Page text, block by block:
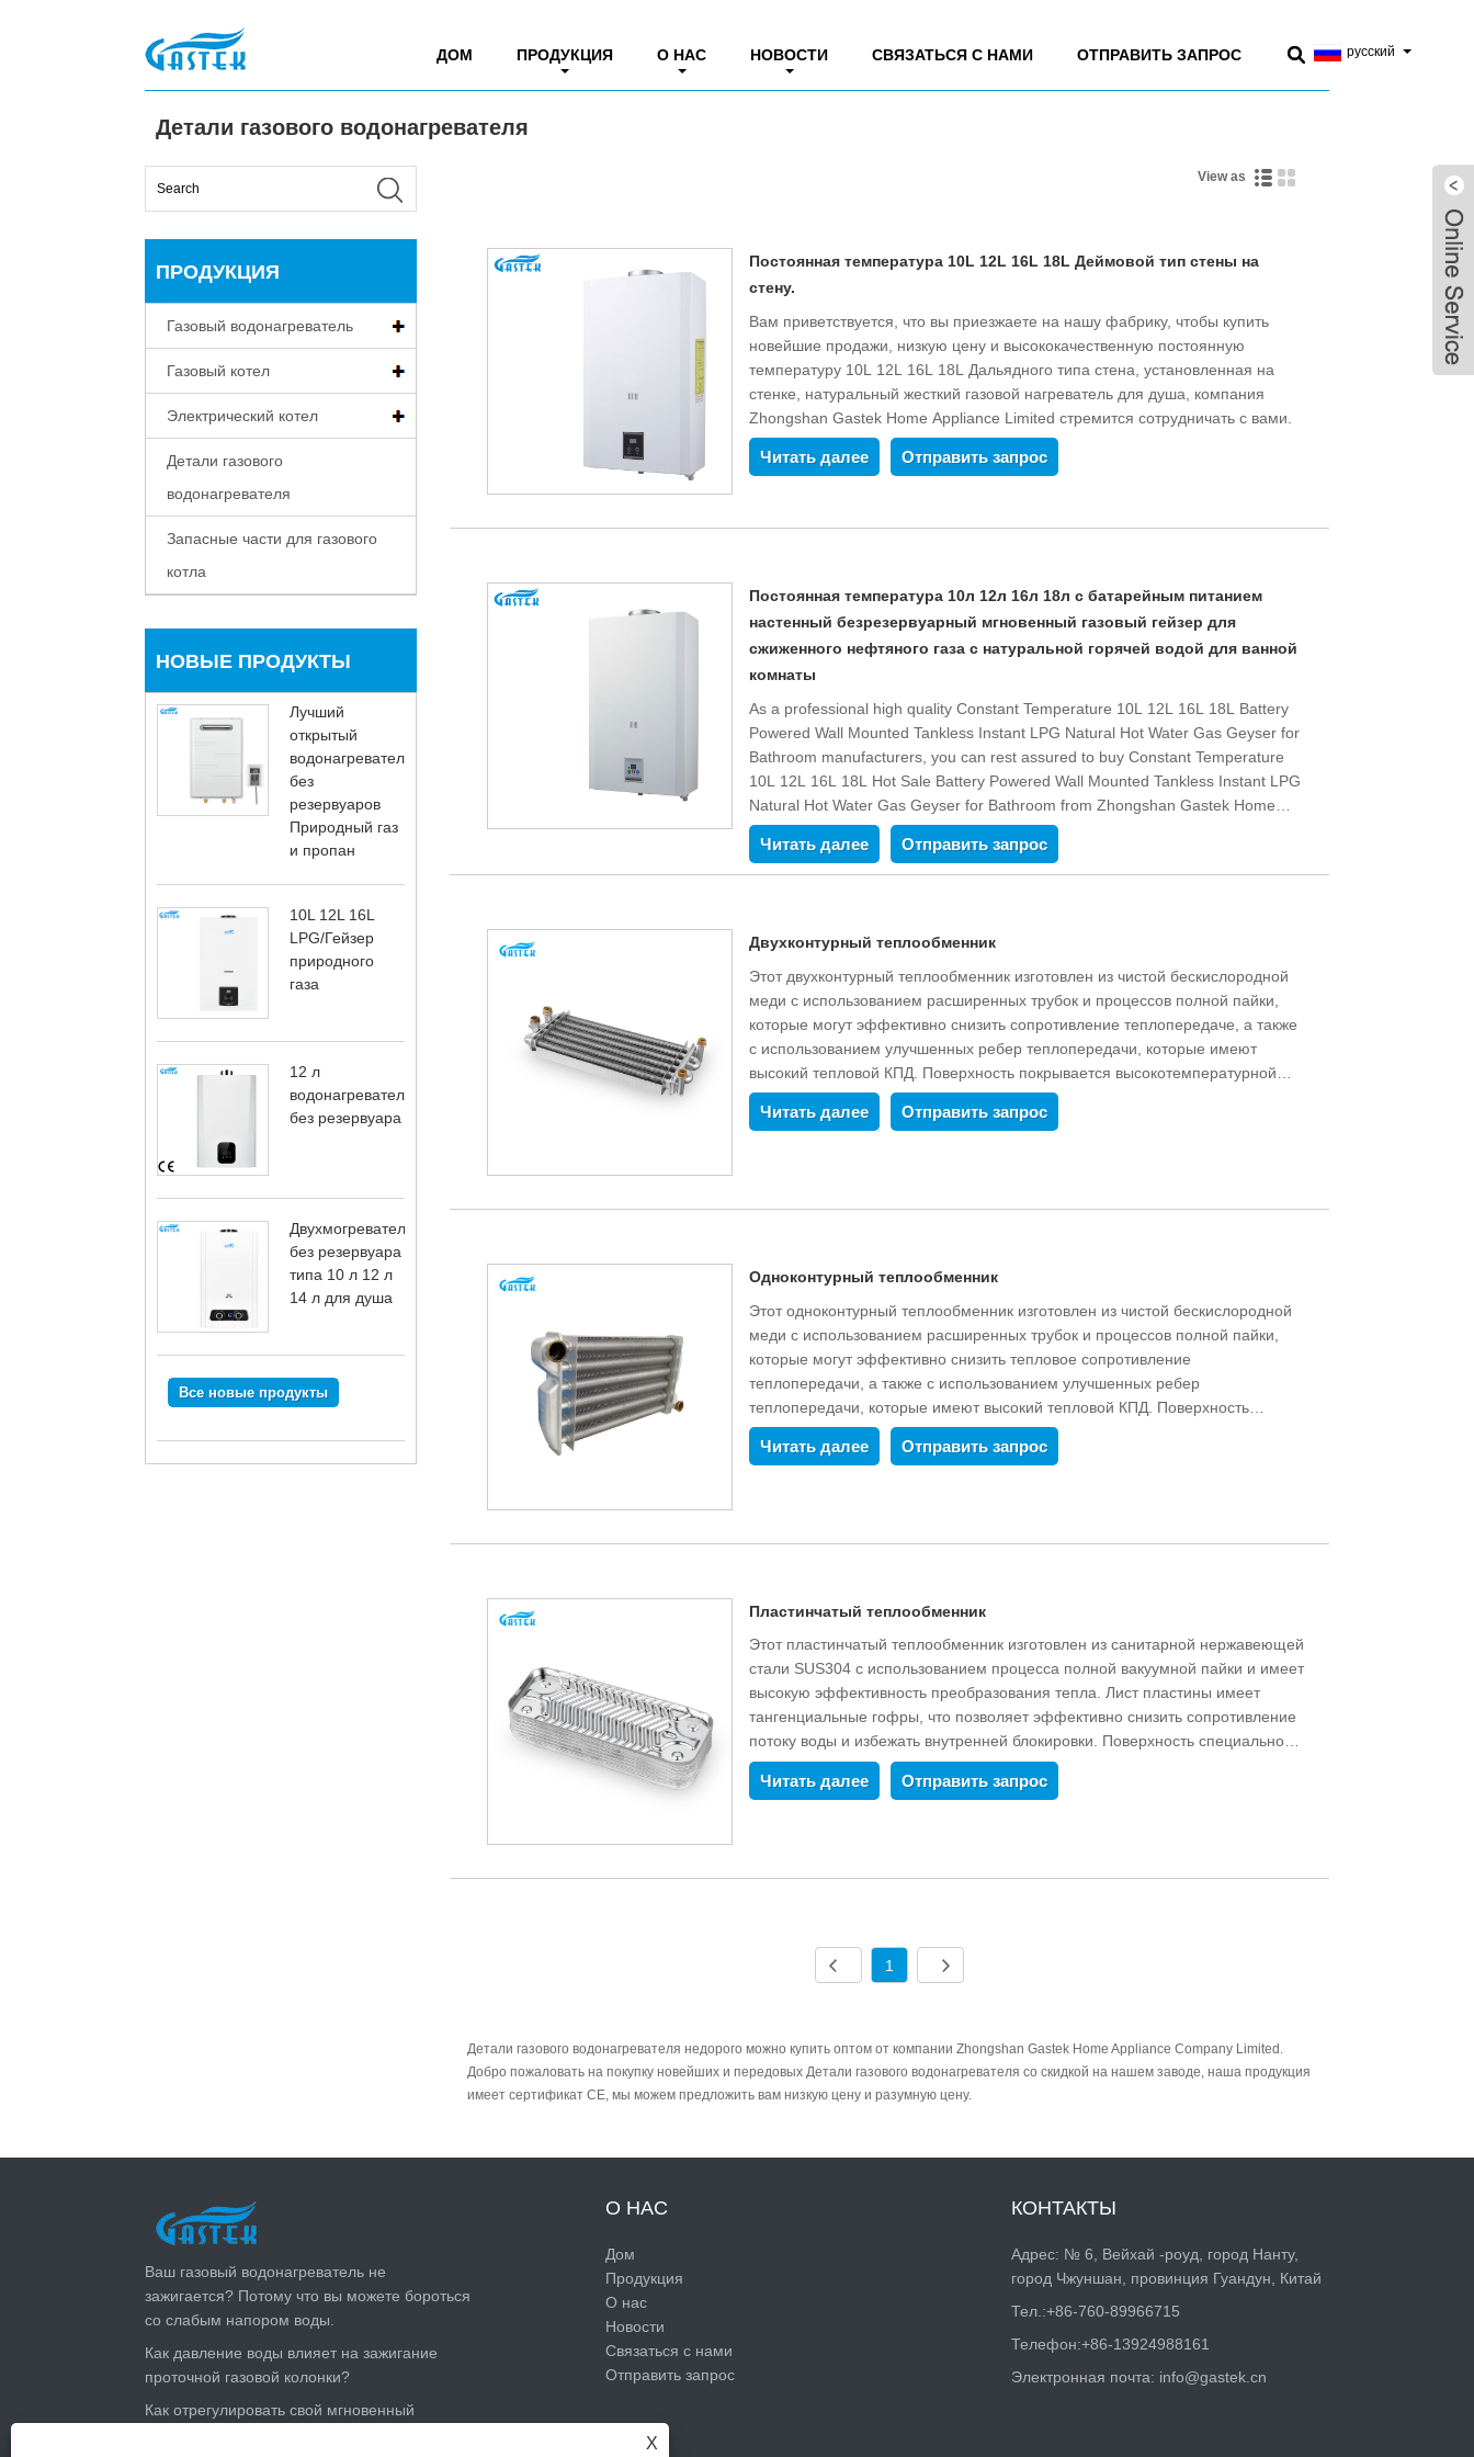
русский
ДОМ ПРОДУКЦИЯ О НАС НОВОСТИ СВЯЗАТЬСЯ С НАМИ ОТПРАВИТЬ ЗАПРОС
Главная
> Продукция
Детали газового водонагревателя
ПРОДУКЦИЯ
Газовый водонагреватель
Газовый котел
Электрический котел
Детали газового
водонагревателя
Запасные части для газового
котла
НОВЫЕ ПРОДУКТЫ
Лучший
открытый
водонагреватель
без
резервуаров
Природный газ
и пропан
10L 12L 16L
LPG/Гейзер
природного
газа
12 л
водонагревателя
без резервуара
Двухмогреватель
без резервуара
типа 10 л 12 л
14 л для душа
Все новые продукты
View as
Постоянная температура 10L 12L 16L 18L Деймовой тип стены на
стену.
Вам приветствуется, что вы приезжаете на нашу фабрику, чтобы купить
новейшие продажи, низкую цену и высококачественную постоянную
температуру 10L 12L 16L 18L Дальядного типа стена, установленная на
стенке, натуральный жесткий газовой нагреватель для душа, компания
Zhongshan Gastek Home Appliance Limited стремится сотрудничать с вами.
Читать далее Отправить запрос
Постоянная температура 10л 12л 16л 18л с батарейным питанием
настенный безрезервуарный мгновенный газовый гейзер для
сжиженного нефтяного газа с натуральной горячей водой для ванной
комнаты
As a professional high quality Constant Temperature 10L 12L 16L 18L Battery
Powered Wall Mounted Tankless Instant LPG Natural Hot Water Gas Geyser for
Bathroom manufacturers, you can rest assured to buy Constant Temperature
10L 12L 16L 18L Hot Sale Battery Powered Wall Mounted Tankless Instant LPG
Natural Hot Water Gas Geyser for Bathroom from Zhongshan Gastek Home
Appliance Company Limited and we will offer you the best after-sale service and
timely delivery.
Читать далее Отправить запрос
Двухконтурный теплообменник
Этот двухконтурный теплообменник изготовлен из чистой бескислородной
меди с использованием расширенных трубок и процессов полной пайки,
которые могут эффективно снизить сопротивление теплопередаче, а также
с использованием улучшенных ребер теплопередачи, которые имеют
высокий тепловой КПД. Поверхность покрывается высокотемпературной
огнеупорной краской и затвердевает. При производстве нет никаких
загрязнений. Срок службы продукта может достигать более десяти лет.
Читать далее Отправить запрос
Одноконтурный теплообменник
Этот одноконтурный теплообменник изготовлен из чистой бескислородной
меди с использованием расширенных трубок и процессов полной пайки,
которые могут эффективно снизить тепловое сопротивление
теплопередачи, а также с использованием улучшенных ребер
теплопередачи, которые имеют высокий тепловой КПД. Поверхность
покрывается высокотемпературной огнеупорной краской и затвердевает.
При производстве нет никаких загрязнений. Срок службы продукта может
Читать далее Отправить запрос
Пластинчатый теплообменник
Этот пластинчатый теплообменник изготовлен из санитарной нержавеющей
стали SUS304 с использованием процесса полной вакуумной пайки и имеет
высокую эффективность преобразования тепла. Лист пластины имеет
тангенциальные гофры, что позволяет эффективно снизить сопротивление
потоку воды и избежать внутренней блокировки. Поверхность специально
отполирована для придания красивого внешнего вида. Производственный
процесс экологически безопасен. Этот тип серийных продуктов мощностью
Читать далее Отправить запрос
1
Детали газового водонагревателя недорого можно купить оптом от компании Zhongshan Gastek Home Appliance Company Limited.
Добро пожаловать на покупку новейших и передовых Детали газового водонагревателя со скидкой на нашем заводе, наша продукция
имеет сертификат CE, мы можем предложить вам низкую цену и разумную цену.
КОНТАКТЫ
Адрес: № 6, Вейхай -роуд, город Нанту,
город Чжуншан, провинция Гуандун, Китай
Тел.:+86-760-89966715
Телефон:+86-13924988161
Электронная почта: info@gastek.cn
О НАС
Дом
Продукция
О нас
Новости
Связаться с нами
Отправить запрос
ПОСЛЕДНИЕ НОВОСТИ
Ваш газовый водонагреватель не
зажигается? Потому что вы можете бороться
со слабым напором воды.
Как давление воды влияет на зажигание
проточной газовой колонки?
Как отрегулировать свой мгновенный
X